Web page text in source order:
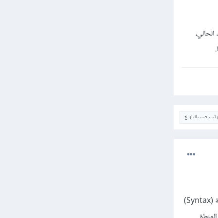
حسب التاريخ
خطوة ممتازة أن تختار بايثون (Python) لتبدأ بها رحلتك في عالم البرمجة! لغة بايثون تتميز بقواعدها النحوية (Syntax)